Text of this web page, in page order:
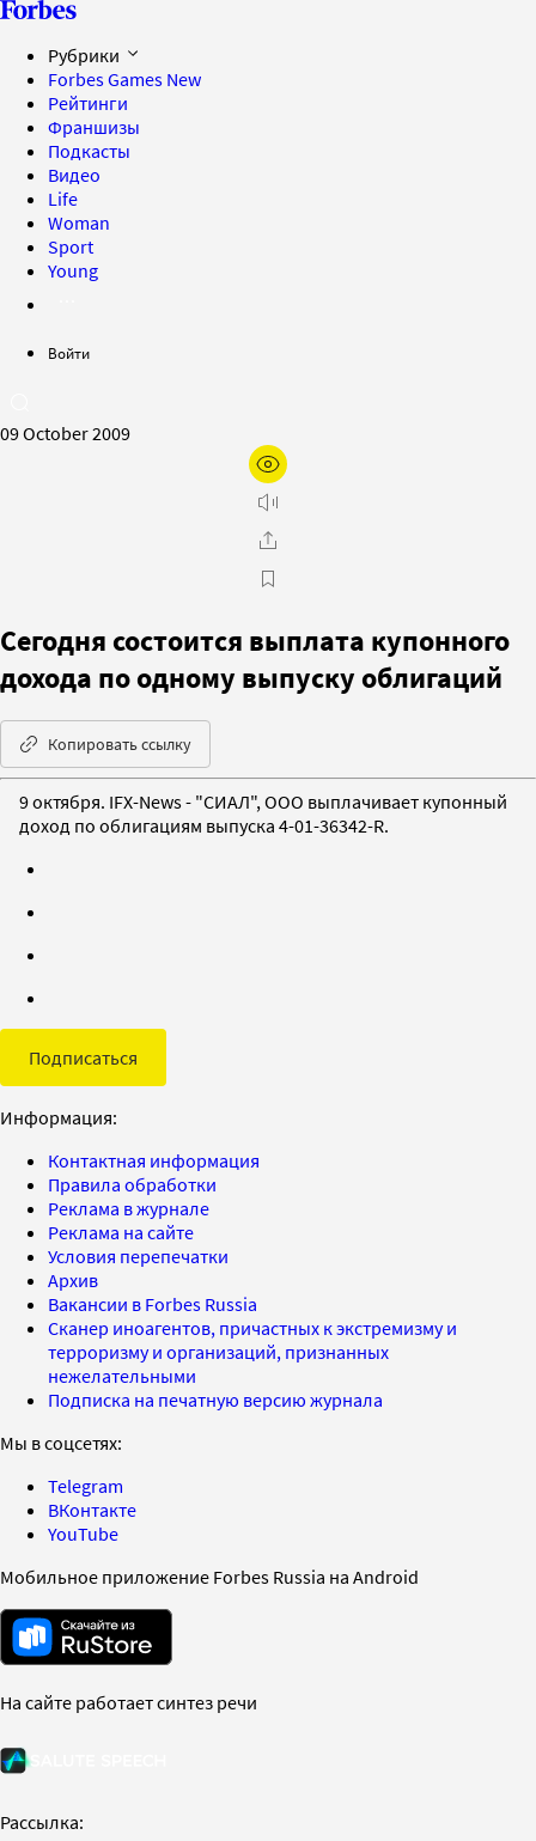
Рубрики
Forbes Games New
Рейтинги
Франшизы
Подкасты
Видео
Life
Woman
Sport
Young
Войти
09 October 2009
Сегодня состоится выплата купонного
дохода по одному выпуску облигаций
Копировать ссылку
9 октября. IFX-News - "СИАЛ", ООО выплачивает купонный
доход по облигациям выпуска 4-01-36342-R.
Подписаться
Информация:
Контактная информация
Правила обработки
Реклама в журнале
Реклама на сайте
Условия перепечатки
Архив
Вакансии в Forbes Russia
Сканер иноагентов, причастных к экстремизму и
терроризму и организаций, признанных
нежелательными
Подписка на печатную версию журнала
Мы в соцсетях:
Telegram
ВКонтакте
YouTube
Мобильное приложение Forbes Russia на Android
На сайте работает синтез речи
Рассылка: